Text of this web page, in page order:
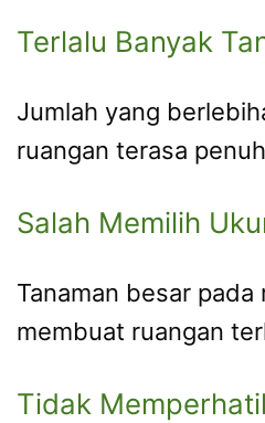
Terlalu Banyak
Jumlah yang
ruangan terasa
Salah Memilih
Tanaman besar
membuat ruangan
Tidak